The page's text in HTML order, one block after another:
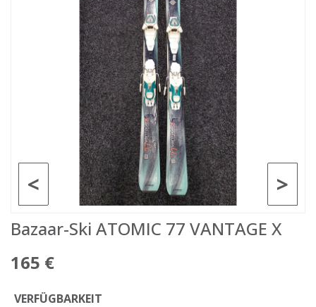
>
<
Bazaar-Ski ATOMIC 77 VANTAGE X
165 €
VERFÜGBARKEIT